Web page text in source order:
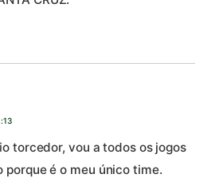
torcedor, vou a todos os jogos
porque é o meu único time.